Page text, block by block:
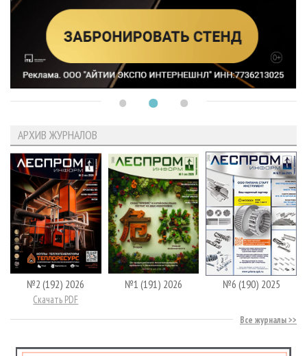
АРХИВ ЖУРНАЛОВ
№2 (192) 2026
Скачать PDF
№1 (191) 2026 №6 (190) 2025
Все журналы